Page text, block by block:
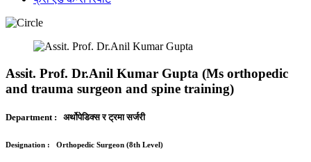
Assit. Prof. Dr.Anil Kumar Gupta (Ms orthopedic
and trauma surgeon and spine training)
Department : अर्थोपेडिक्स र ट्रमा सर्जरी
Designation : Orthopedic Surgeon (8th Level)